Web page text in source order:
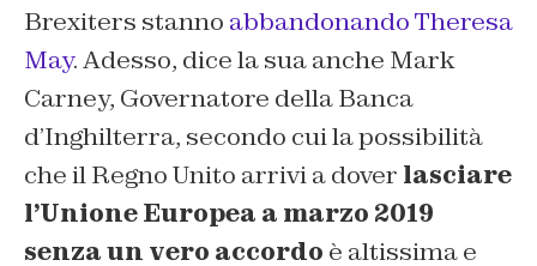
Brexiters stanno abbandonando Theresa
May. Adesso, dice la sua anche Mark
Carney, Governatore della Banca
d’Inghilterra, secondo cui la possibilità
che il Regno Unito arrivi a dover lasciare
l’Unione Europea a marzo 2019
senza un vero accordo è altissima e